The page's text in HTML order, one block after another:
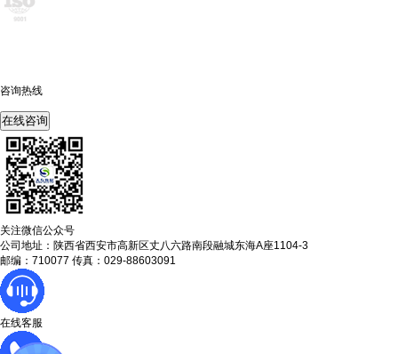
咨询热线
在线咨询
关注微信公众号
公司地址：陕西省西安市高新区丈八六路南段融城东海A座1104-3
邮编：710077 传真：029-88603091
在线客服